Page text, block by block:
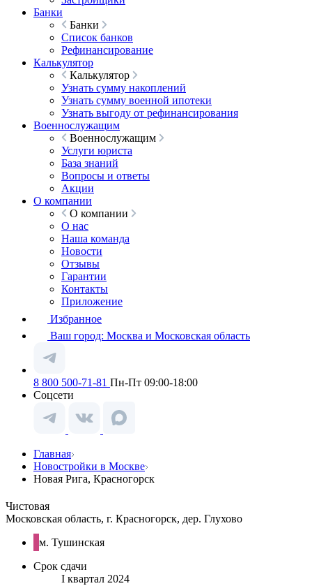
Банки
Банки
Список банков
Рефинансирование
Калькулятор
Калькулятор
Узнать сумму накоплений
Узнать сумму военной ипотеки
Узнать выгоду от рефинансирования
Военнослужащим
Военнослужащим
Услуги юриста
База знаний
Вопросы и ответы
Акции
О компании
О компании
О нас
Наша команда
Новости
Отзывы
Гарантии
Контакты
Приложение
Избранное
Ваш город: Москва и Московская область
8 800 500-71-81 Пн-Пт 09:00-18:00
Соцсети
Главная
Новостройки в Москве
Новая Рига, Красногорск
Чистовая
Московская область, г. Красногорск, дер. Глухово
м. Тушинская
Срок сдачи
I квартал 2024